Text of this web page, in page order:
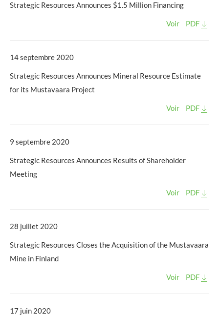
Strategic Resources Announces $1.5 Million Financing
Voir PDF
14 septembre 2020
Strategic Resources Announces Mineral Resource Estimate
for its Mustavaara Project
Voir PDF
9 septembre 2020
Strategic Resources Announces Results of Shareholder
Meeting
Voir PDF
28 juillet 2020
Strategic Resources Closes the Acquisition of the Mustavaara
Mine in Finland
Voir PDF
17 juin 2020